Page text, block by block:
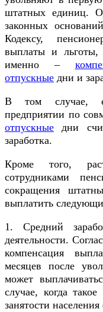
штатных единиц.
законных
Кодексу,
выплаты и
именно –
отпускные дни и
В том случае,
предприятии по
отпускные дни
заработка.
Кроме того,
сотрудниками
сокращения
выплатить
1. Средний
деятельности.
компенсация
месяцев после
может
случае, когда
занятости